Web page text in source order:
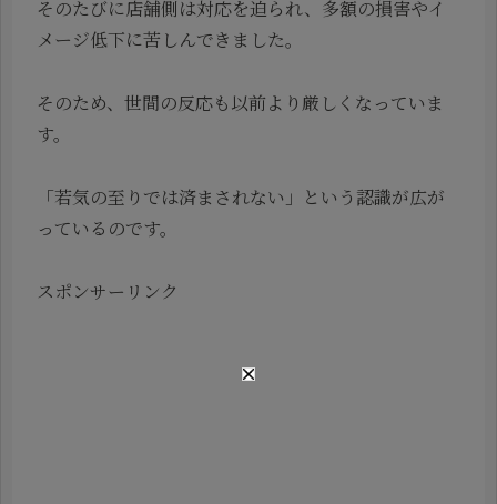
そのたびに店舗側は対応を迫られ、多額の損害やイ
メージ低下に苦しんできました。
そのため、世間の反応も以前より厳しくなっていま
す。
「若気の至りでは済まされない」という認識が広が
っているのです。
スポンサーリンク